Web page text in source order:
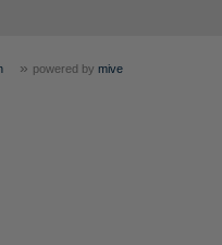
» powered by mive